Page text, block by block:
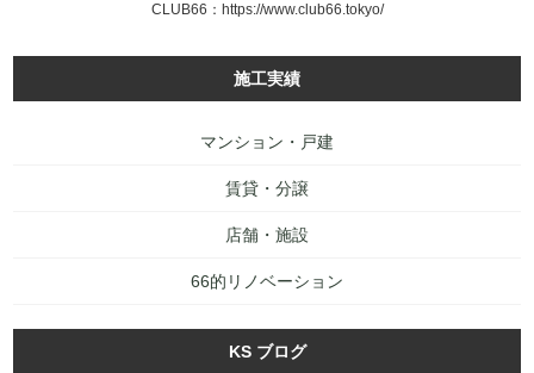
CLUB66： https://www.club66.tokyo/
施工実績
マンション・戸建
賃貸・分譲
店舗・施設
66的リノベーション
KS ブログ